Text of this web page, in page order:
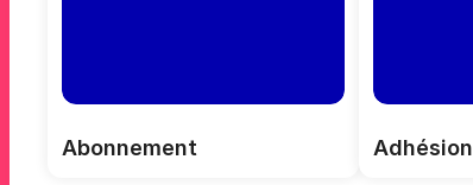
Abonnement Adhésion